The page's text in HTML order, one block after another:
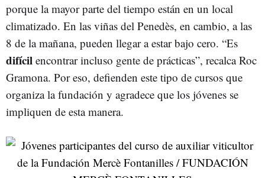
porque la mayor parte del tiempo están en un local
climatizado. En las viñas del Penedès, en cambio, a las
8 de la mañana, pueden llegar a estar bajo cero. “Es
difícil encontrar incluso gente de prácticas”, recalca Roc
Gramona. Por eso, defienden este tipo de cursos que
organiza la fundación y agradece que los jóvenes se
impliquen de esta manera.